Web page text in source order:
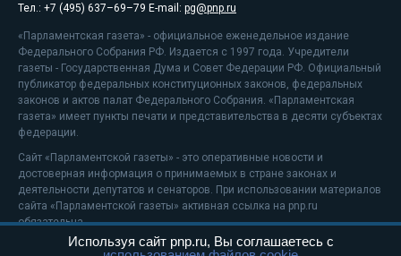
Тел.: +7 (495) 637–69–79 E-mail: pg@pnp.ru
«Парламентская газета» - официальное еженедельное издание
Федерального Собрания РФ. Издается с 1997 года. Учредители
газеты - Государственная Дума и Совет Федерации РФ. Официальный
публикатор федеральных конституционных законов, федеральных
законов и актов палат Федерального Собрания. «Парламентская
газета» имеет пункты печати и представительства в десяти субъектах
федерации.
Сайт «Парламентской газеты» - это оперативные новости и
достоверная информация о принимаемых в стране законах и
деятельности депутатов и сенаторов. При использовании материалов
сайта «Парламентской газеты» активная ссылка на pnp.ru
обязательна.
На информационном ресурсе применяютсярекомендательные
Используя сайт pnp.ru, Вы соглашаетесь с